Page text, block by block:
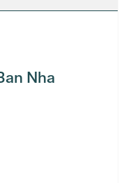
Nha